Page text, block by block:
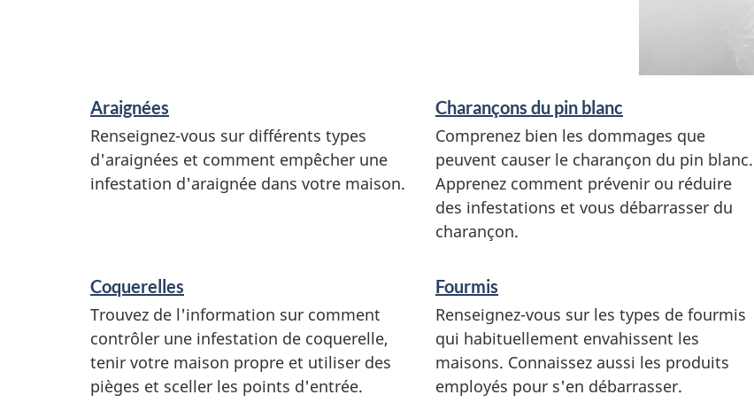
e
r
v
e
s
e
t
r
Araignées
Renseignez-vous sur différents types
d'araignées et comment empêcher une
infestation d'araignée dans votre maison.
Charançons du pin blanc
Comprenez bien les dommages que
peuvent causer le charançon du pin blanc.
Apprenez comment prévenir ou réduire
des infestations et vous débarrasser du
charançon.
Coquerelles
Trouvez de l'information sur comment
contrôler une infestation de coquerelle,
tenir votre maison propre et utiliser des
pièges et sceller les points d'entrée.
Fourmis
Renseignez-vous sur les types de fourmis
qui habituellement envahissent les
maisons. Connaissez aussi les produits
employés pour s'en débarrasser.